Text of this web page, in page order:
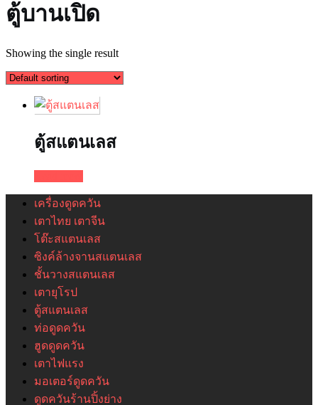
ตู้บานเปิด
Showing the single result
ตู้สแตนเลส
เครื่องดูดควัน
เตาไทย เตาจีน
โต๊ะสแตนเลส
ซิงค์ล้างจานสแตนเลส
ชั้นวางสแตนเลส
เตายุโรป
ตู้สแตนเลส
ท่อดูดควัน
ฮูดดูดควัน
เตาไฟแรง
มอเตอร์ดูดควัน
ดูดควันร้านปิ้งย่าง